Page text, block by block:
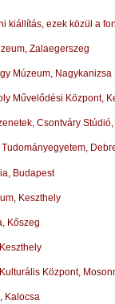
kiállítás, ezek közül a
Zalaegerszeg
Múzeum, Nagykanizsa
Művelődési Központ,
Csontváry
Budapest
Keszthely
Kőszeg
Központ,
Kalocsa